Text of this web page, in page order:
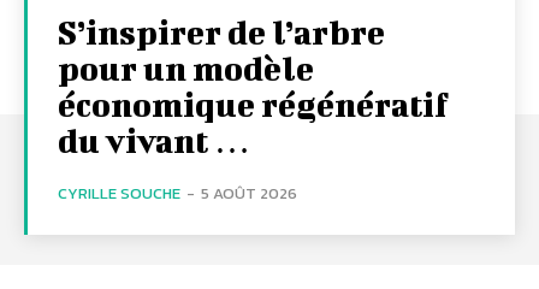
S’inspirer de l’arbre
pour un modèle
économique régénératif
du vivant …
CYRILLE SOUCHE - 5 AOÛT 2026